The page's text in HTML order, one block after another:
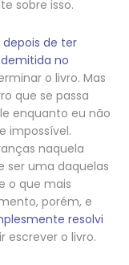
sobre isso.
depois de ter
no
o livro. Mas
que se passa
enquanto eu não
impossível.
naquela
ser uma daquelas
o que mais
porém, e
resolvi
escrever o livro.